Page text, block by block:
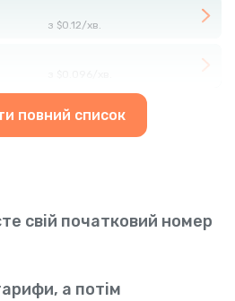
з $0.12/хв.
повний список
свій початковий номер
а потім